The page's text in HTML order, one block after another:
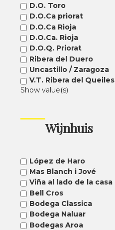
D.O. Toro
D.O.Ca priorat
D.O.Ca Rioja
D.O.Ca. Rioja
D.O.Q. Priorat
Ribera del Duero
Uncastillo / Zaragoza
V.T. Ribera del Queiles
Show value(s)
Wijnhuis
López de Haro
Mas Blanch i Jové
Viña al lado de la casa
Bell Cros
Bodega Classica
Bodega Naluar
Bodegas Aroa